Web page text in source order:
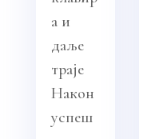
а и
даље
траје
Након
успеш